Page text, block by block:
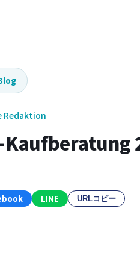
Redaktion
LINE URLコピー